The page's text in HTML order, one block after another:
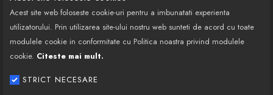
Acest site web foloseste cookie-uri pentru a imbunatati experienta
utilizatorului. Prin utilizarea site-ului nostru web sunteti de acord cu toate
modulele cookie in conformitate cu Politica noastra privind modulele
cookie. Citeste mai mult.
STRICT NECESARE
Call Center: 0377 100 941
Program de lucru: Luni-Vineri
08:00 - 18:00
Email: contact@bestautovest.ro